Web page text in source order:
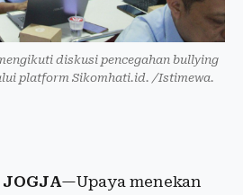
diskusi pencegahan bullying
platform Sikomhati.id. /Istimewa.
—Upaya menekan